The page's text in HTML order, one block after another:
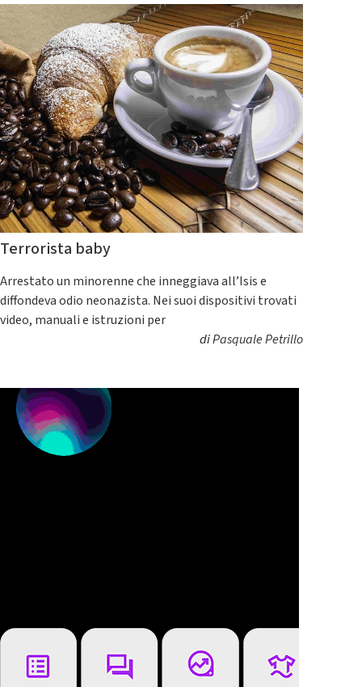
Terrorista baby
Arrestato un minorenne che inneggiava all’Isis e
diffondeva odio neonazista. Nei suoi dispositivi trovati
video, manuali e istruzioni per
diPasquale Petrillo